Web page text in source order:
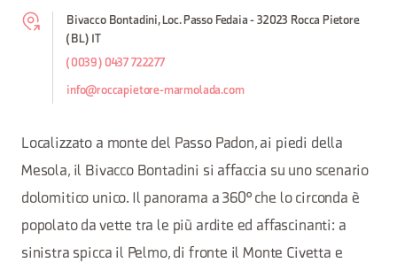
Bivacco Bontadini, Loc. Passo Fedaia - 32023 Rocca Pietore
(BL) IT
(0039) 0437 722277
info@roccapietore-marmolada.com
Localizzato a monte del Passo Padon, ai piedi della
Mesola, il Bivacco Bontadini si affaccia su uno scenario
dolomitico unico. Il panorama a 360° che lo circonda è
popolato da vette tra le più ardite ed affascinanti: a
sinistra spicca il Pelmo, di fronte il Monte Civetta e